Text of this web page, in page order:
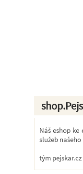
Náš eshop
služeb
tým pejskar.cz